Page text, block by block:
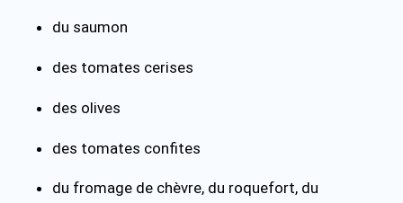
du saumon
des tomates cerises
des olives
des tomates confites
du fromage de chèvre, du roquefort, du